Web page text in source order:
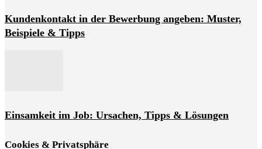
Kundenkontakt in der Bewerbung angeben: Muster,
Beispiele & Tipps
Einsamkeit im Job: Ursachen, Tipps & Lösungen
Cookies & Privatsphäre